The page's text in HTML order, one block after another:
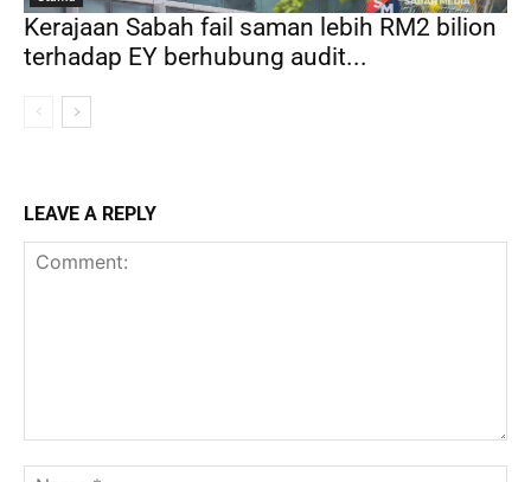
Kerajaan Sabah fail saman lebih RM2 bilion
terhadap EY berhubung audit...
LEAVE A REPLY